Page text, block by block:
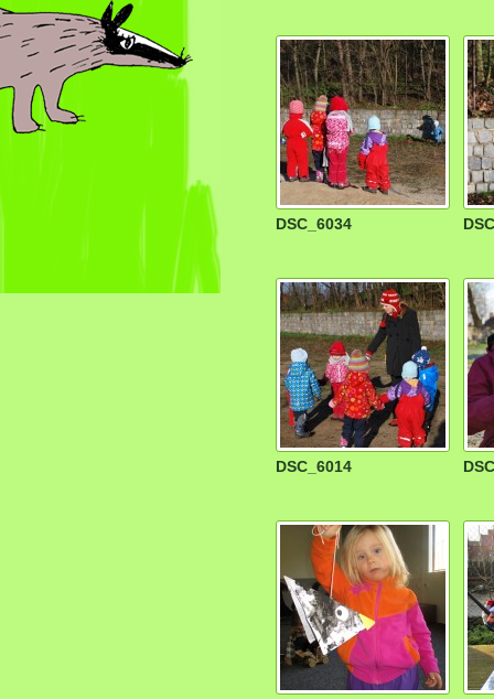
DSC_6034
DSC_6014